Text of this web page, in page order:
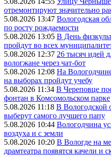
отремонтируют значительно
5.08.2026 13:47 Вологодская
по росту рождаемости
5.08.2026 13:05 В День
пройдут во всех
5.08.2026 12:37 26 тысяч идей
вологжане через чат-бот
5.08.2026 12:08 На
на выборах пройдут учебу
5.08.2026 11:34 В Череповце
фонтан в Комсомольском парке
5.08.2026 11:18 В Вологодской
выберут самого лучшего папу
5.08.2026 10:44 Вологодчина
воздуха и с земли
5.08.2026 10:20 В Вологде на
драмтеатра появятся качели и